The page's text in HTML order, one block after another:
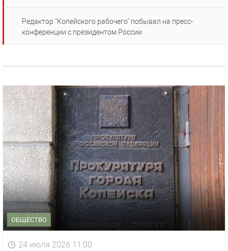
Редактор "Копейского рабочего" побывал на пресс-
конференции с президентом России
ОБЩЕСТВО
24 июля 2026 11:00